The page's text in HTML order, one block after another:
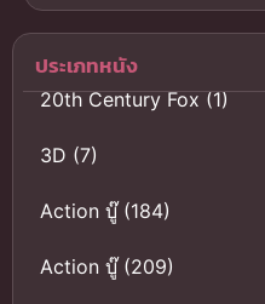
ประเภทหนัง
20th Century Fox(1)
3D (7)
Action บู๊(184)
Action บู๊(209)